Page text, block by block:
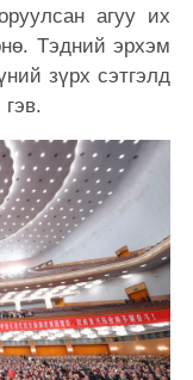
агуу их
Тэдний эрхэм
зүрх сэтгэлд